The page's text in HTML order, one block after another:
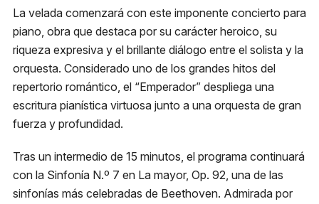
Dirección
Av. Apoquindo 3300 Las
Condes, Santiago.
Metro
El Golf, Línea 1
Estacionamiento
Micro
418, 426, 429 541N
La velada comenzará con este imponente concierto para
piano, obra que destaca por su carácter heroico, su
riqueza expresiva y el brillante diálogo entre el solista y la
orquesta. Considerado uno de los grandes hitos del
repertorio romántico, el “Emperador” despliega una
escritura pianística virtuosa junto a una orquesta de gran
fuerza y profundidad.
Tras un intermedio de 15 minutos, el programa continuará
con la Sinfonía N.º 7 en La mayor, Op. 92, una de las
sinfonías más celebradas de Beethoven. Admirada por